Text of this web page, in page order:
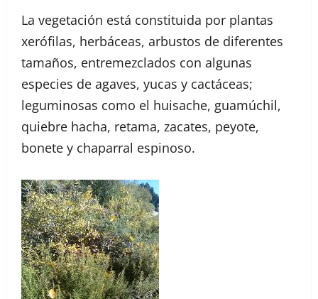
La vegetación está constituida por plantas
xerófilas, herbáceas, arbustos de diferentes
tamaños, entremezclados con algunas
especies de agaves, yucas y cactáceas;
leguminosas como el huisache, guamúchil,
quiebre hacha, retama, zacates, peyote,
bonete y chaparral espinoso.